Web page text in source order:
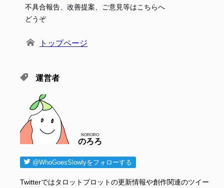
不具合報告、改善提案、ご意見等はこちらへ
どうぞ
トップページ
運営者
のろろ
NORORO
@WhoGoesSlowlyをフォローする
Twitterではタロットプロットの更新情報や創作関連のツイー